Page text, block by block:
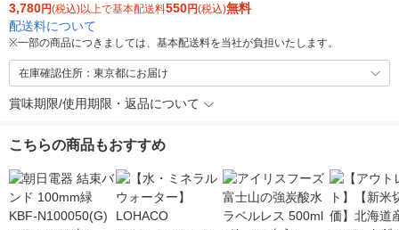
3,780円(税込)以上で基本配送料550円(税込)無料
配送料について
※一部の商品につきましては、基本配送料を当社が負担いたします。
在庫確認住所：東京都にお届け
賞味期限/使用期限・返品について
こちらの商品もおすすめ